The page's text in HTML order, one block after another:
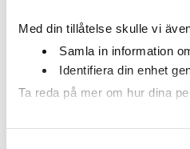
Med din tillåtelse skulle vi
Samla in information
Identifiera din enhet
Ta reda på mer om hur dina
Vi använder